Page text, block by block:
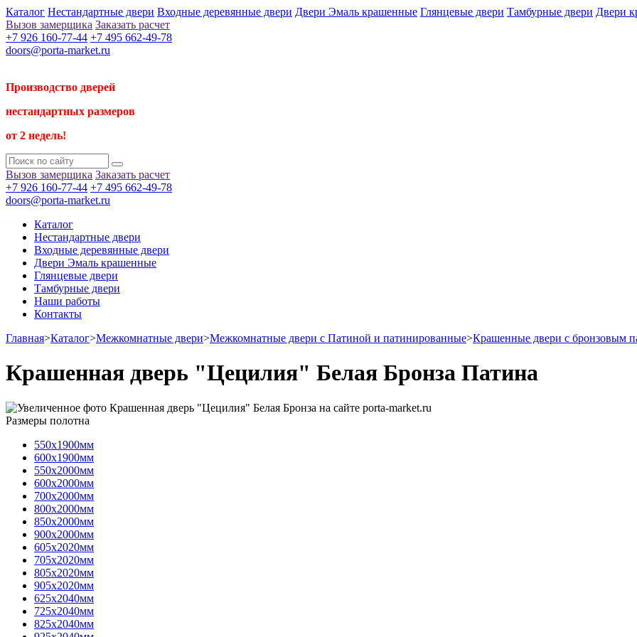
Каталог Нестандартные двери Входные деревянные двери Двери Эмаль крашенные Глянцевые двери Тамбурные двери Двери
Вызов замерщика Заказать расчет
+7 926 160-77-44 +7 495 662-49-78
doors@porta-market.ru
Производство дверей
нестандартных размеров
от 2 недель!
Вызов замерщика Заказать расчет
+7 926 160-77-44 +7 495 662-49-78
doors@porta-market.ru
Каталог
Нестандартные двери
Входные деревянные двери
Двери Эмаль крашенные
Глянцевые двери
Тамбурные двери
Наши работы
Контакты
Главная>Каталог>Межкомнатные двери>Межкомнатные двери с Патиной и патинированные>Крашенные двери с бронзовым
Крашенная дверь "Цецилия" Белая Бронза Патина
Размеры полотна
550х1900мм
600х1900мм
550х2000мм
600х2000мм
700х2000мм
800х2000мм
850х2000мм
900х2000мм
605х2020мм
705х2020мм
805х2020мм
905х2020мм
625х2040мм
725х2040мм
825х2040мм